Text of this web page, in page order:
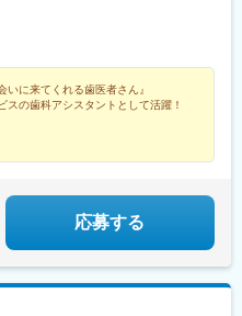
いに来てくれる歯医者さん』
スの歯科アシスタントとして活躍！
応募する